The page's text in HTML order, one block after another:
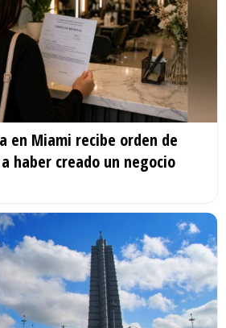
en Miami recibe orden de
haber creado un negocio